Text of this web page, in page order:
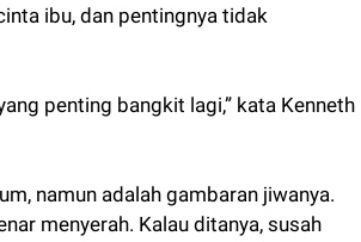
ibu, dan pentingnya tidak
penting bangkit lagi,” kata Kenneth
namun adalah gambaran jiwanya.
menyerah. Kalau ditanya, susah